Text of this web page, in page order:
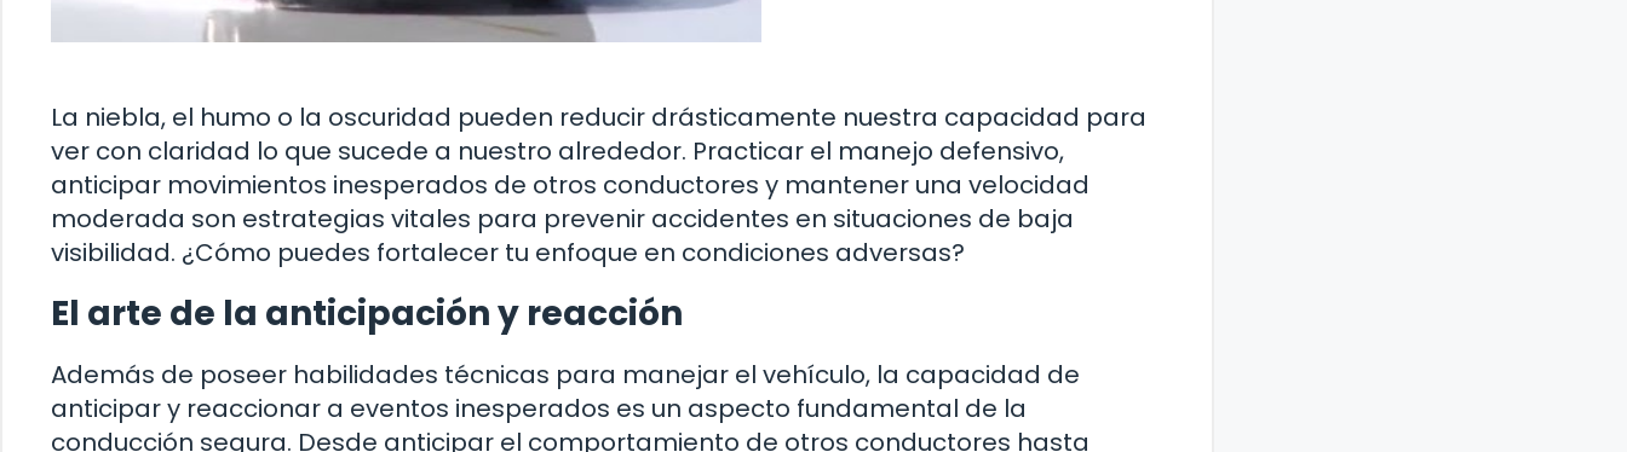
La niebla, el humo o la oscuridad pueden reducir drásticamente nuestra capacidad para
ver con claridad lo que sucede a nuestro alrededor. Practicar el manejo defensivo,
anticipar movimientos inesperados de otros conductores y mantener una velocidad
moderada son estrategias vitales para prevenir accidentes en situaciones de baja
visibilidad. ¿Cómo puedes fortalecer tu enfoque en condiciones adversas?
El arte de la anticipación y reacción
Además de poseer habilidades técnicas para manejar el vehículo, la capacidad de
anticipar y reaccionar a eventos inesperados es un aspecto fundamental de la
conducción segura. Desde anticipar el comportamiento de otros conductores hasta